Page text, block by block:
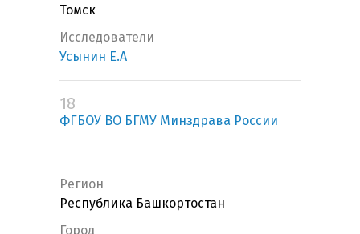
Томск
Исследователи
Усынин Е.А
18
ФГБОУ ВО БГМУ Минздрава России
Регион
Республика Башкортостан
Город